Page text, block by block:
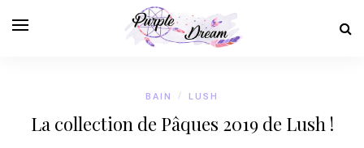
BAIN / LUSH
La collection de Pâques 2019 de Lush !